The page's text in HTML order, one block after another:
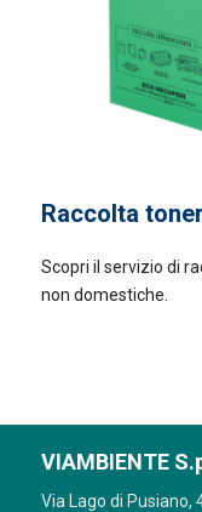
Raccolta
Scopri il servizio di
non domestiche.
VIAMBIENTE
Via Lago di Pusiano,